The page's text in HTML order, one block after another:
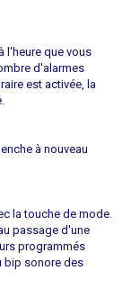
l'heure que vous
d'alarmes
est activée, la
à nouveau
la touche de mode.
passage d'une
programmés
bip sonore des